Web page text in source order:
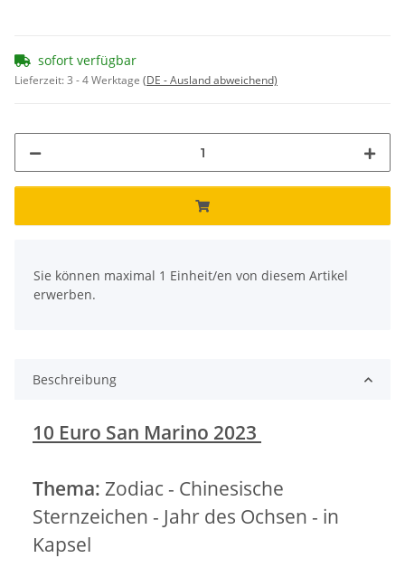
sofort verfügbar
Lieferzeit:3 - 4 Werktage (DE - Ausland abweichend)
Sie können maximal 1 Einheit/en von diesem Artikel
erwerben.
Beschreibung
10 Euro San Marino 2023
Thema: Zodiac - Chinesische
Sternzeichen - Jahr des Ochsen - in
Kapsel